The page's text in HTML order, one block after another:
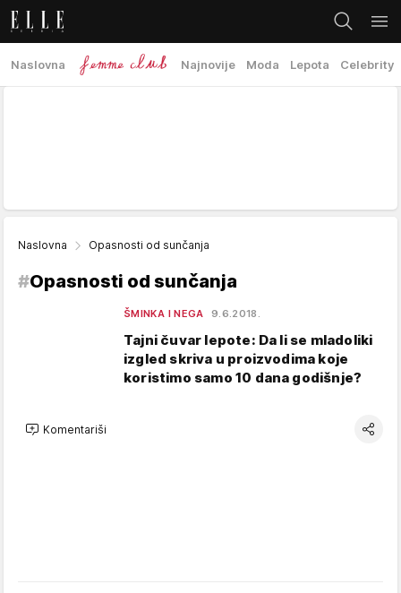
Naslovna Najnovije Moda Lepota Celebrity
Naslovna Opasnosti od sunčanja
#Opasnosti od sunčanja
ŠMINKA I NEGA 9.6.2018.
Tajni čuvar lepote: Da li se mladoliki
izgled skriva u proizvodima koje
koristimo samo 10 dana godišnje?
Komentariši